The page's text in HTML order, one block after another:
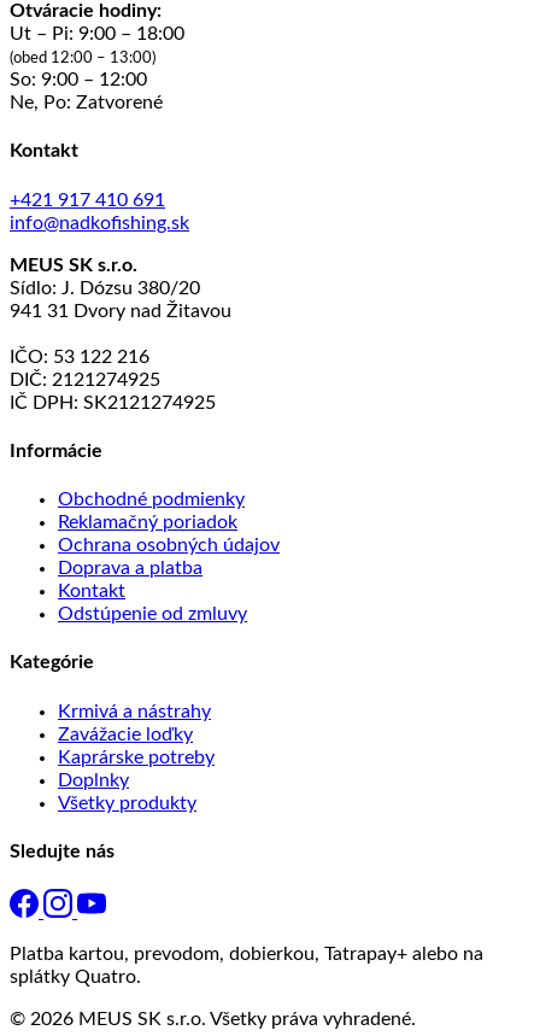
Otváracie hodiny:
Ut – Pi: 9:00 – 18:00
(obed 12:00 – 13:00)
So: 9:00 – 12:00
Ne, Po: Zatvorené
Kontakt
+421 917 410 691
info@nadkofishing.sk
MEUS SK s.r.o.
Sídlo: J. Dózsu 380/20
941 31 Dvory nad Žitavou
IČO: 53 122 216
DIČ: 2121274925
IČ DPH: SK2121274925
Informácie
Obchodné podmienky
Reklamačný poriadok
Ochrana osobných údajov
Doprava a platba
Kontakt
Odstúpenie od zmluvy
Kategórie
Krmivá a nástrahy
Zavážacie loďky
Kaprárske potreby
Doplnky
Všetky produkty
Sledujte nás
Platba kartou, prevodom, dobierkou, Tatrapay+ alebo na
splátky Quatro.
© 2026 MEUS SK s.r.o. Všetky práva vyhradené.